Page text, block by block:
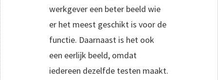
werkgever een beter beeld wie
er het meest geschikt is voor de
functie. Daarnaast is het ook
een eerlijk beeld, omdat
iedereen dezelfde testen maakt.